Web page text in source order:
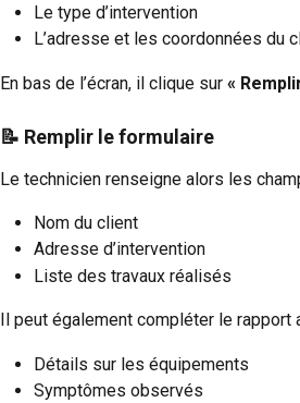
Le type d’intervention
L’adresse et les coordonnées du
En bas de l’écran, il clique sur «
📝 Remplir le formulaire
Le technicien renseigne alors les
Nom du client
Adresse d’intervention
Liste des travaux réalisés
Il peut également compléter le rapport
Détails sur les équipements
Symptômes observés